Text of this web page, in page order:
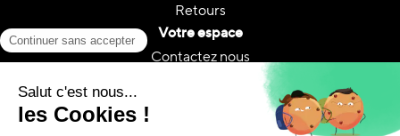
Retours
Votre espace
Contactez nous